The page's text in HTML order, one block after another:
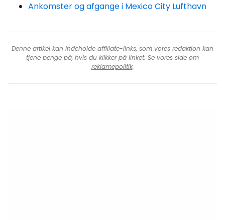
Ankomster og afgange i Mexico City Lufthavn
Denne artikel kan indeholde affiliate-links, som vores redaktion kan
tjene penge på, hvis du klikker på linket. Se vores side om
reklamepolitik.